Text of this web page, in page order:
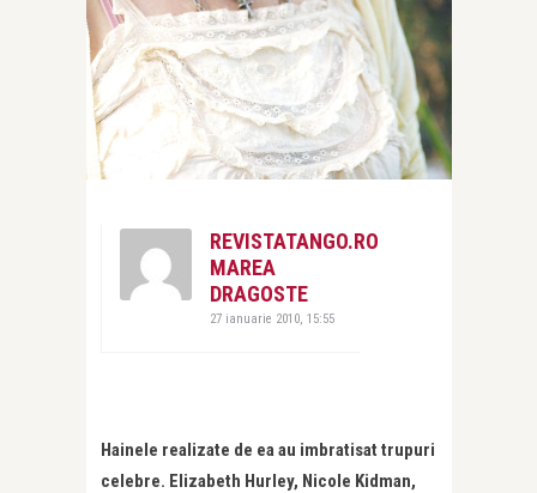
REVISTATANGO.RO
MAREA
DRAGOSTE
27 ianuarie 2010, 15:55
Hainele realizate de ea au imbratisat trupuri
celebre. Elizabeth Hurley, Nicole Kidman,